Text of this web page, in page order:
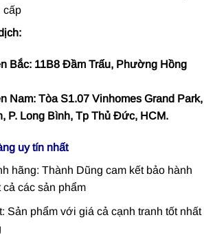
cấp
Bắc: 11B8 Đầm Trấu, Phường Hồng
Nam: Tòa S1.07 Vinhomes Grand Park,
P. Long Bình, Tp Thủ Đức, HCM.
uy tín nhất
hãng: Thành Dũng cam kết bảo hành
các sản phẩm
Sản phẩm với giá cả cạnh tranh tốt nhất